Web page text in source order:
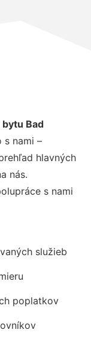
Bad
nami –
hlavných
nás.
s nami
služieb
poplatkov